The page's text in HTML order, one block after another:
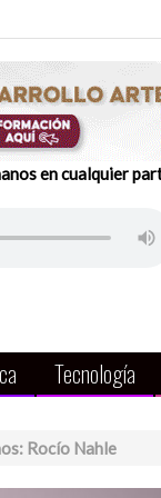
en cualquier
Tecnología
Rocío Nahle